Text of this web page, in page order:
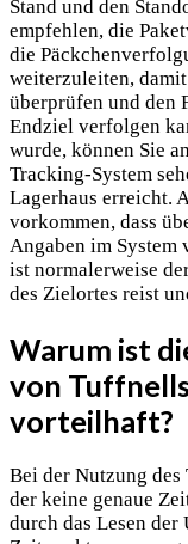
Stand und den
empfehlen, die
die
weiterzuleiten, damit
überprüfen und den
Endziel verfolgen
wurde, können Sie
Tracking-System
Lagerhaus erreicht.
vorkommen, dass
Angaben im System
ist normalerweise
des Zielortes reist
Warum ist
von
vorteilhaft?
Bei der Nutzung des
der keine genaue
durch das Lesen der